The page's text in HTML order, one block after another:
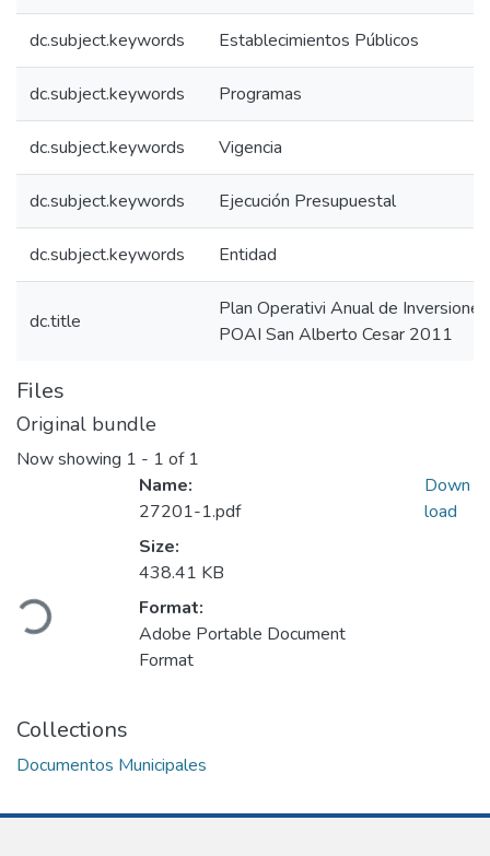
dc.subject.keywords Establecimientos Públicos
dc.subject.keywords Programas
dc.subject.keywords Vigencia
dc.subject.keywords Ejecución Presupuestal
dc.subject.keywords Entidad
dc.title
Plan Operativi Anual de
POAI San Alberto Cesar 2011
Files
Original bundle
Now showing 1 - 1 of 1
Loading...
Name:
27201-1.pdf
Size:
438.41 KB
Format:
Adobe Portable Document
Format
Down
load
Collections
Documentos Municipales